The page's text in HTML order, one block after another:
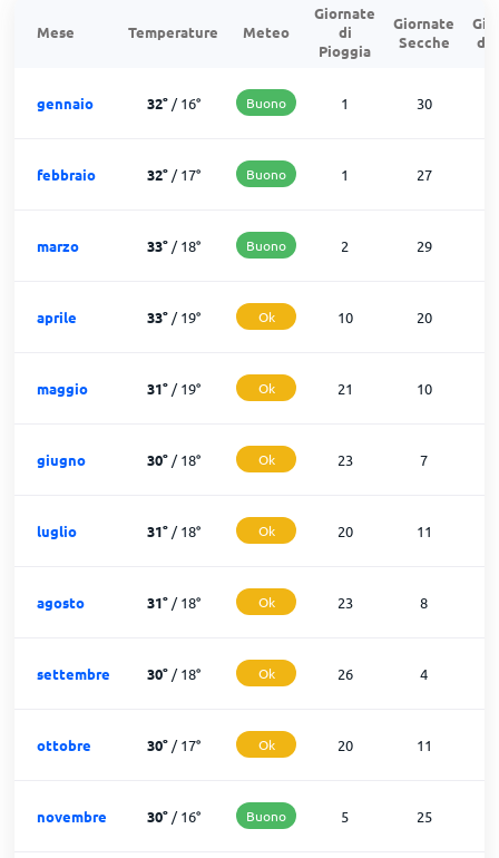
Mese Temperature Meteo
Giornate
di
Pioggia
Giornate
Secche
di
gennaio 32°/16° Buono 1 30
febbraio 32°/17° Buono 1 27
marzo 33°/18° Buono 2 29
aprile 33°/19° Ok 10 20
maggio 31°/19° Ok 21 10
giugno 30°/18° Ok 23 7
luglio 31°/18° Ok 20 11
agosto 31°/18° Ok 23 8
settembre 30°/18° Ok 26 4
ottobre 30°/17° Ok 20 11
novembre 30°/16° Buono 5 25